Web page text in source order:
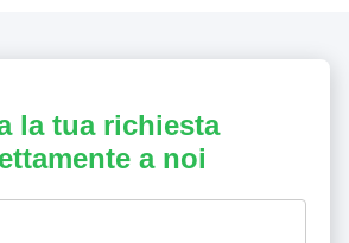
la tua richiesta
a noi